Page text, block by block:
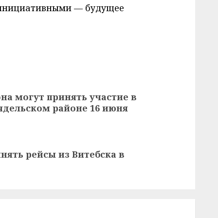
— будущее
могут принять участие в
районе 16 июня
рейсы из Витебска в